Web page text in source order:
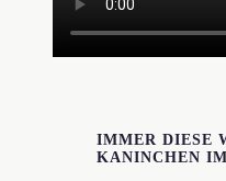
IMMER DIESE
ANINCHEN IM